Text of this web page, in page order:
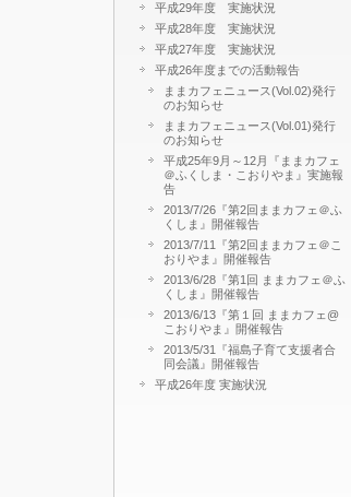
平成29年度 実施状況
平成28年度 実施状況
平成27年度 実施状況
平成26年度までの活動報告
ままカフェニュース(Vol.02)発行
のお知らせ
ままカフェニュース(Vol.01)発行
のお知らせ
平成25年9月～12月『ままカフェ
＠ふくしま・こおりやま』実施報
告
2013/7/26『第2回ままカフェ＠ふ
くしま』開催報告
2013/7/11『第2回ままカフェ＠こ
おりやま』開催報告
2013/6/28『第1回 ままカフェ＠ふ
くしま』開催報告
2013/6/13『第１回 ままカフェ@
こおりやま』開催報告
2013/5/31『福島子育て支援者合
同会議』開催報告
平成26年度 実施状況